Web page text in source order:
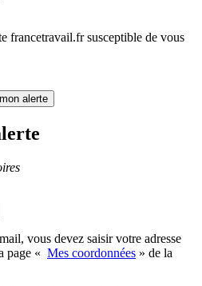
francetravail.fr susceptible de vous
alerte
vous devez saisir votre adresse
page « Mes coordonnées » de la